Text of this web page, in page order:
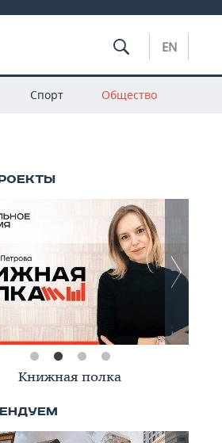
EN
Спорт Общество
Книжная полка